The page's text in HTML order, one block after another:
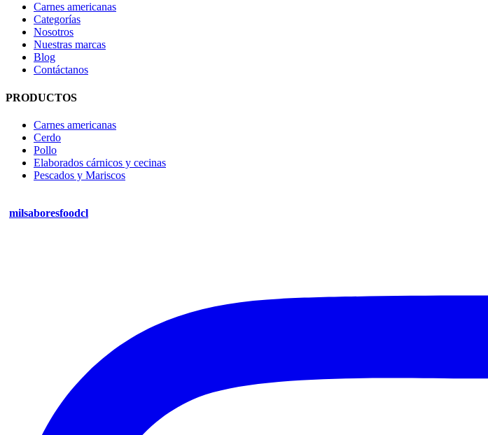
Carnes americanas
Categorías
Nosotros
Nuestras marcas
Blog
Contáctanos
PRODUCTOS
Carnes americanas
Cerdo
Pollo
Elaborados cárnicos y cecinas
Pescados y Mariscos
milsaboresfoodcl